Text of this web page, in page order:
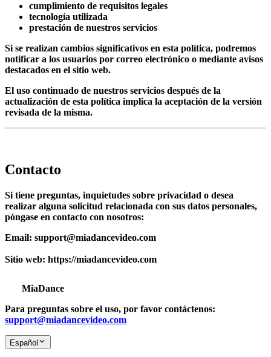
cumplimiento de requisitos legales
tecnología utilizada
prestación de nuestros servicios
Si se realizan cambios significativos en esta política, podremos
notificar a los usuarios por correo electrónico o mediante avisos
destacados en el sitio web.
El uso continuado de nuestros servicios después de la
actualización de esta política implica la aceptación de la versión
revisada de la misma.
Contacto
Si tiene preguntas, inquietudes sobre privacidad o desea
realizar alguna solicitud relacionada con sus datos personales,
póngase en contacto con nosotros:
Email: support@miadancevideo.com
Sitio web: https://miadancevideo.com
MiaDance
Para preguntas sobre el uso, por favor contáctenos:
support@miadancevideo.com
Español